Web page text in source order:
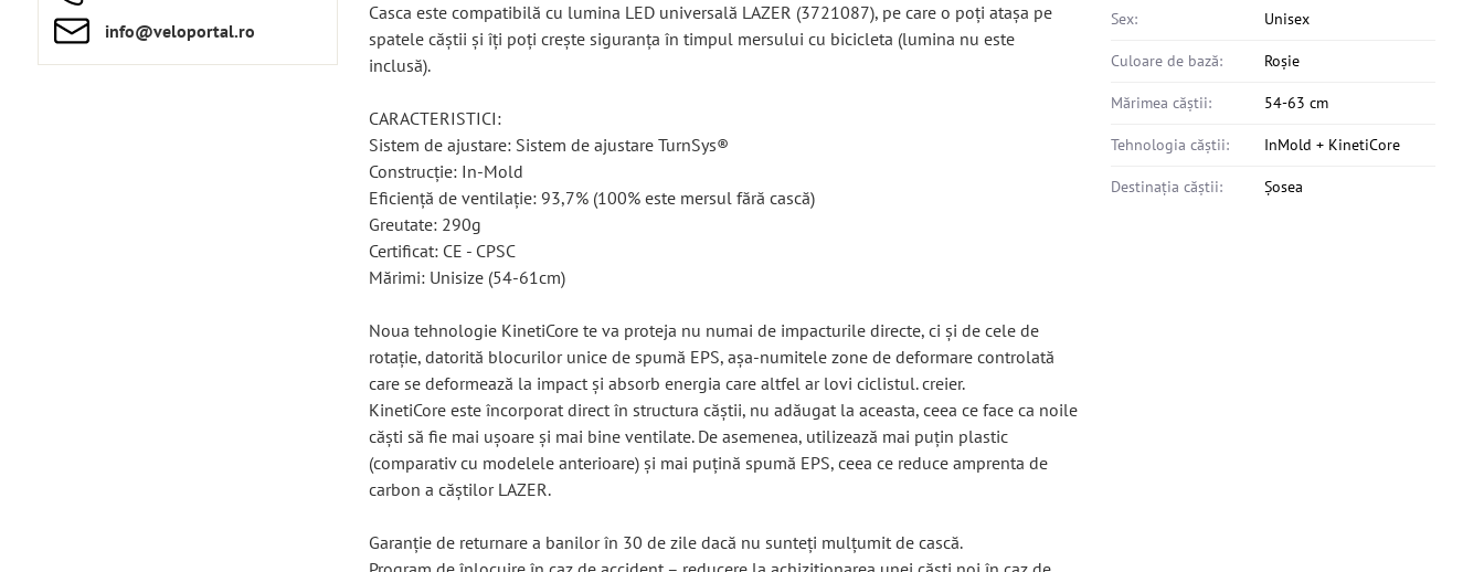
Casca este compatibilă cu lumina LED universală LAZER (3721087), pe care o poți atașa pe
spatele căștii și îți poți crește siguranța în timpul mersului cu bicicleta (lumina nu este
inclusă).
CARACTERISTICI:
Sistem de ajustare: Sistem de ajustare TurnSys®
Construcție: In-Mold
Eficiență de ventilație: 93,7% (100% este mersul fără cască)
Greutate: 290g
Certificat: CE - CPSC
Mărimi: Unisize (54-61cm)
Noua tehnologie KinetiCore te va proteja nu numai de impacturile directe, ci și de cele de
rotație, datorită blocurilor unice de spumă EPS, așa-numitele zone de deformare controlată
care se deformează la impact și absorb energia care altfel ar lovi ciclistul. creier.
KinetiCore este încorporat direct în structura căștii, nu adăugat la aceasta, ceea ce face ca noile
căști să fie mai ușoare și mai bine ventilate. De asemenea, utilizează mai puțin plastic
(comparativ cu modelele anterioare) și mai puțină spumă EPS, ceea ce reduce amprenta de
carbon a căștilor LAZER.
Garanție de returnare a banilor în 30 de zile dacă nu sunteți mulțumit de cască.
Sex: Unisex
Culoare de bază: Roșie
Mărimea căștii: 54-63 cm
Tehnologia căștii: InMold + KinetiCore
Destinația căștii: Șosea
info​​@veloportal​.ro